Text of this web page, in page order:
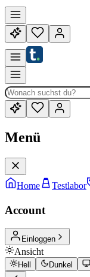
Menü
Home Testlabor
Account
Einloggen
Ansicht
Hell Dunkel